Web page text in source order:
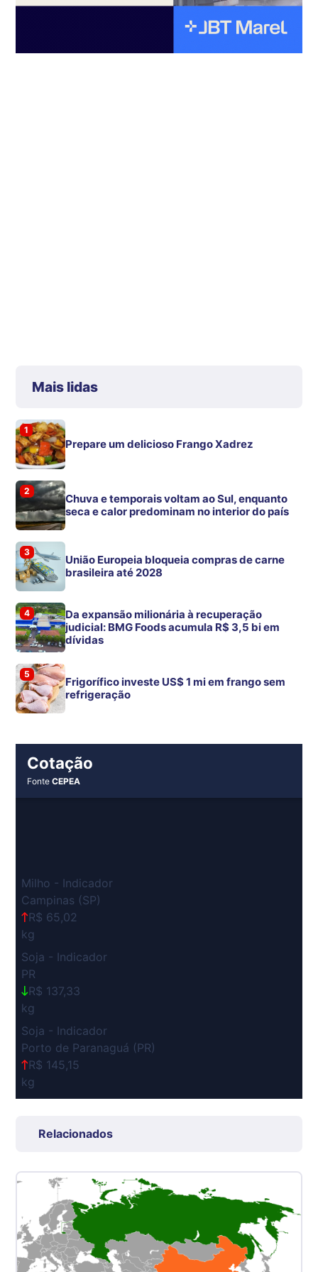
Mais lidas
1
Prepare um delicioso Frango Xadrez
2
Chuva e temporais voltam ao Sul, enquanto
seca e calor predominam no interior do país
3
União Europeia bloqueia compras de carne
brasileira até 2028
4
Da expansão milionária à recuperação
judicial: BMG Foods acumula R$ 3,5 bi em
dívidas
5
Frigorífico investe US$ 1 mi em frango sem
refrigeração
Cotação
FonteCEPEA
Milho - Indicador
Campinas (SP)
R$ 65,02
kg
Soja - Indicador
PR
R$ 137,33
kg
Soja - Indicador
Porto de Paranaguá (PR)
R$ 145,15
kg
R$ 7,53
Suíno - Estadual
R$ 5,06
kg
Suíno - Estadual
Relacionados